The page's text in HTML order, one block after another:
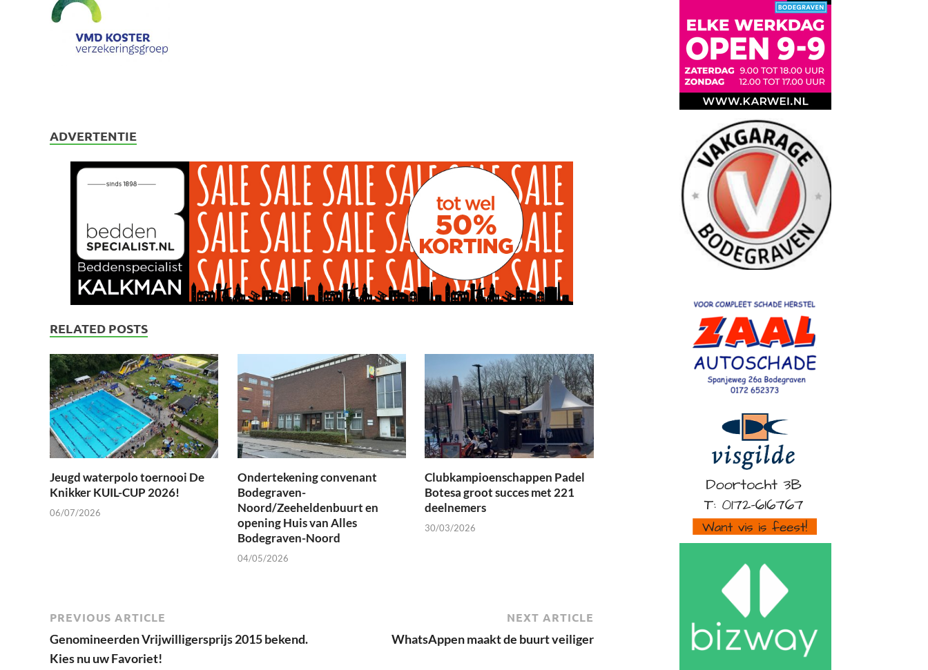
ADVERTENTIE
RELATED POSTS
Jeugd waterpolo toernooi De
Knikker KUIL-CUP 2026!
06/07/2026
Ondertekening convenant
Bodegraven-
Noord/Zeeheldenbuurt en
opening Huis van Alles
Bodegraven-Noord
04/05/2026
Clubkampioenschappen Padel
Botesa groot succes met 221
deelnemers
30/03/2026
PREVIOUS ARTICLE
Genomineerden Vrijwilligersprijs 2015 bekend.
Kies nu uw Favoriet!
NEXT ARTICLE
WhatsAppen maakt de buurt veiliger